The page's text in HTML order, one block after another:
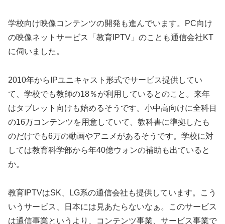
学校向け映像コンテンツの開発も進んでいます。PC向け
の映像ネットサービス「教育IPTV」のことも通信会社KT
に伺いました。
2010年からIPユニキャスト形式でサービス提供してい
て、学校でも教師の18％が利用しているとのこと。来年
はタブレット向けも始めるそうです。小中高向けに全科目
の16万コンテンツを用意していて、教科書に準拠したも
のだけでも6万の動画やアニメがあるそうです。学校に対
しては教育科学部から年40億ウォンの補助も出ていると
か。
教育IPTVはSK、LG系の通信会社も提供しています。こう
いうサービス、日本には見あたらないなぁ。このサービス
は通信事業というより、コンテンツ事業、サービス事業で